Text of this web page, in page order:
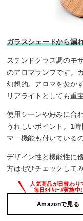
ガラスシェードから漏
ステンドグラス調のモ
のアロマランプです。
幻想的。アロマを焚か
リアライトとしても重
使用シーンや好みに合
うれしいポイント。1
マー機能も付いている
デザイン性と機能性に
方はぜひチェックして
Amazonで見る